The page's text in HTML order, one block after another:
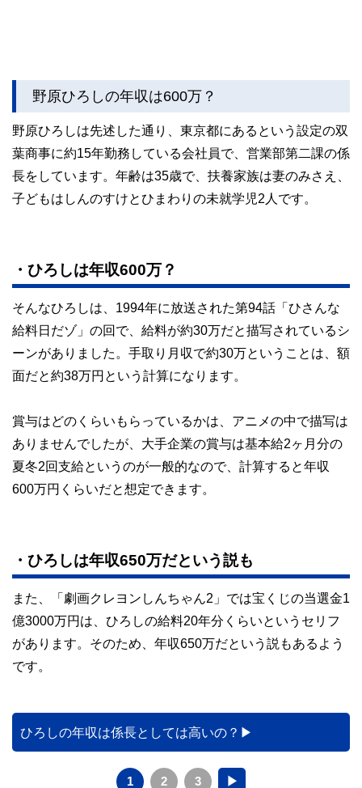
野原ひろしの年収は600万？
野原ひろしは先述した通り、東京都にあるという設定の双
葉商事に約15年勤務している会社員で、営業部第二課の係
長をしています。年齢は35歳で、扶養家族は妻のみさえ、
子どもはしんのすけとひまわりの未就学児2人です。
・ひろしは年収600万？
そんなひろしは、1994年に放送された第94話「ひさんな
給料日だゾ」の回で、給料が約30万だと描写されているシ
ーンがありました。手取り月収で約30万ということは、額
面だと約38万円という計算になります。
賞与はどのくらいもらっているかは、アニメの中で描写は
ありませんでしたが、大手企業の賞与は基本給2ヶ月分の
夏冬2回支給というのが一般的なので、計算すると年収
600万円くらいだと想定できます。
・ひろしは年収650万だという説も
また、「劇画クレヨンしんちゃん2」では宝くじの当選金1
億3000万円は、ひろしの給料20年分くらいというセリフ
があります。そのため、年収650万だという説もあるよう
です。
ひろしの年収は係長としては高いの？
1 2 3 ▶